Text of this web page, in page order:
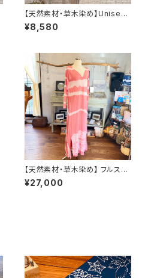
【天然素材・草木染め】Unisex
Tシャツ バンブー 無地
¥8,580
【天然素材・草木染め】 フルスリ
ーブワンピース バンブー
¥27,000